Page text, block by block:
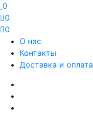
0
0
0
О нас
Контакты
Доставка и оплата